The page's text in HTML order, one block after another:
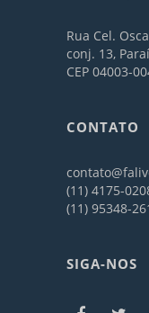
Rua Cel.
conj. 13,
CEP 04003-
CONTATO
(11) 4175-
(11) 95348-
SIGA-NOS